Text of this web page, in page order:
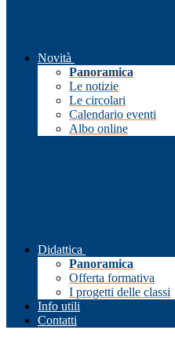
Novità
Panoramica
Le notizie
Le circolari
Calendario eventi
Albo online
Didattica
Panoramica
Offerta formativa
I progetti delle classi
Info utili
Contatti